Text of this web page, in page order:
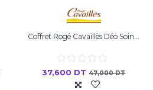
Coffret Rogé Cavaillès Déo Soin...
37,600 DT47,000 DT